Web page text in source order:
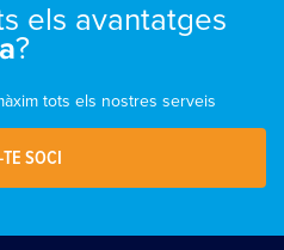
els avantatges
?
tots els nostres serveis
TE SOCI